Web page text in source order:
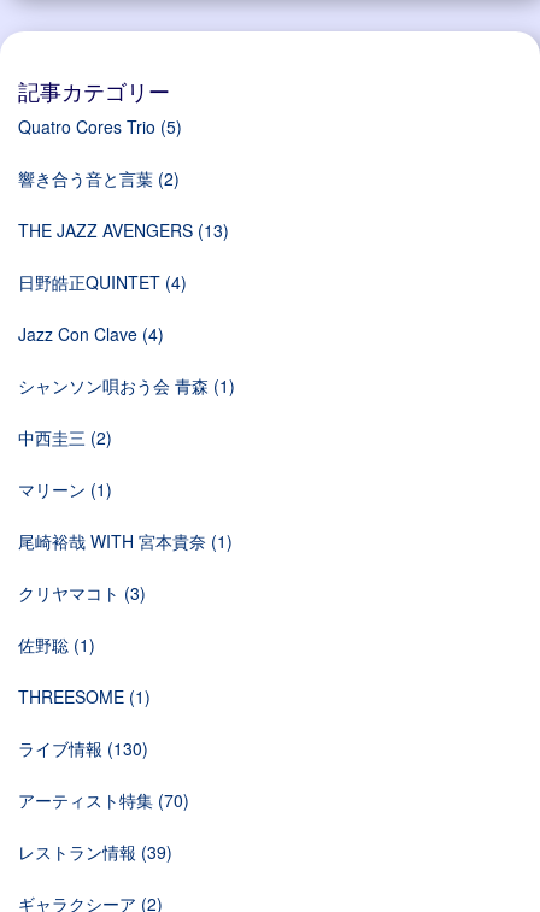
記事カテゴリー
Quatro Cores Trio (5)
響き合う音と言葉 (2)
THE JAZZ AVENGERS (13)
日野皓正QUINTET (4)
Jazz Con Clave (4)
シャンソン唄おう会 青森 (1)
中西圭三 (2)
マリーン (1)
尾崎裕哉 WITH 宮本貴奈 (1)
クリヤマコト (3)
佐野聡 (1)
THREESOME (1)
ライブ情報 (130)
アーティスト特集 (70)
レストラン情報 (39)
ギャラクシーア (2)